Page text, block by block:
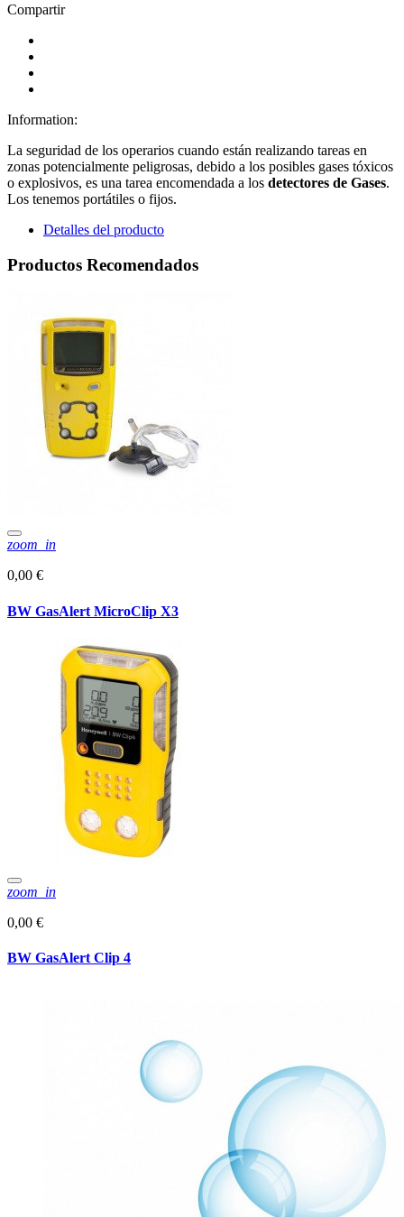
Compartir
Information:
La seguridad de los operarios cuando están realizando tareas en
zonas potencialmente peligrosas, debido a los posibles gases tóxicos
o explosivos, es una tarea encomendada a los detectores de Gases.
Los tenemos portátiles o fijos.
Detalles del producto
Productos Recomendados
zoom_in
0,00 €
BW GasAlert MicroClip X3
zoom_in
0,00 €
BW GasAlert Clip 4